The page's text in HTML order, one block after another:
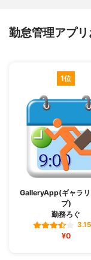
勤怠管理アプ
1位
GalleryApp(ギャラリ
プ)
勤務ろぐ
3.15
¥0